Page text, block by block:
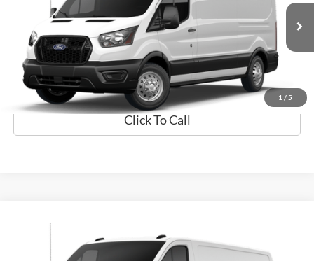
1 / 5
1FTBR1C81TKA33975 Valores:TKA33975 Modelo:
Disponible Ext.
Obtener Oferta
Prueba de Manejo
Click To Call
Ford Transit Cargo Van
Flagship Ford Carolina
PRECIO